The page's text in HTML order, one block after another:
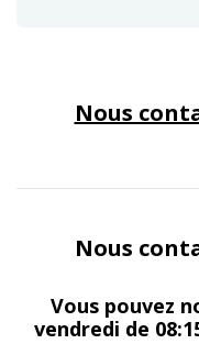
Nous
Nous
Vous pouvez
vendredi de